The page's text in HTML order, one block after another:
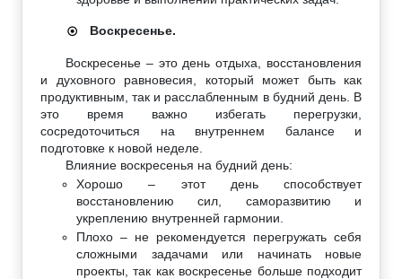
☉ Воскресенье.
Воскресенье – это день отдыха, восстановления
и духовного равновесия, который может быть как
продуктивным, так и расслабленным в будний день. В
это время важно избегать перегрузки,
сосредоточиться на внутреннем балансе и
подготовке к новой неделе.
Влияние воскресенья на будний день:
Хорошо – этот день способствует
восстановлению сил, саморазвитию и
укреплению внутренней гармонии.
Плохо – не рекомендуется перегружать себя
сложными задачами или начинать новые
проекты, так как воскресенье больше подходит